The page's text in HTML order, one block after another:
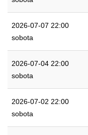
2026-07-07 22:00
sobota
2026-07-04 22:00
sobota
2026-07-02 22:00
sobota